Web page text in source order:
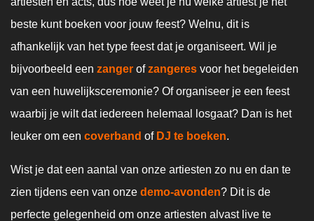
beste kunt boeken voor jouw feest? Welnu, dit is
afhankelijk van het type feest dat je organiseert. Wil je
bijvoorbeeld een zanger ofzangeres voor het begeleiden
van een huwelijksceremonie? Of organiseer je een feest
waarbij je wilt dat iedereen helemaal losgaat? Dan is het
leuker om een coverband of DJ te boeken.
Wist je dat een aantal van onze artiesten zo nu en dan te
zien tijdens een van onze demo-avonden? Dit is de
perfecte gelegenheid om onze artiesten alvast live te